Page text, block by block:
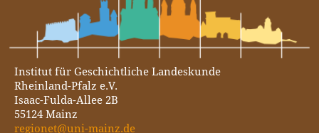
Institut für Geschichtliche Landeskunde
Rheinland-Pfalz e.V.
Isaac-Fulda-Allee 2B
55124 Mainz
regionet@uni-mainz.de